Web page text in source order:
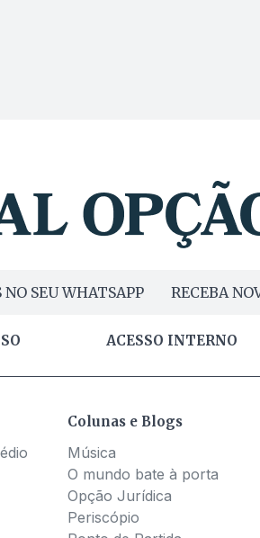
SEU WHATSAPP RECEBA
ACESSO INTERNO
Colunas e Blogs
Música
O mundo bate à porta
Opção Jurídica
Periscópio